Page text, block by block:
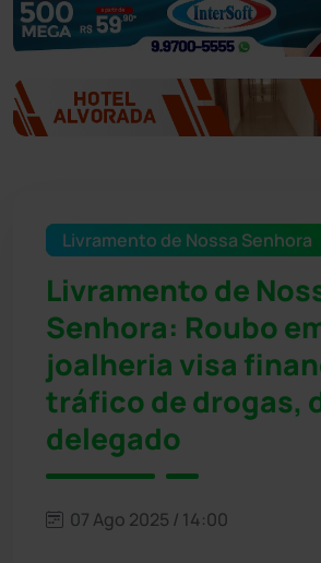
Livramento de Nossa Senhora
Livramento de
Senhora: Roubo
joalheria visa
tráfico de drogas,
delegado
07 Ago 2025 / 14:00